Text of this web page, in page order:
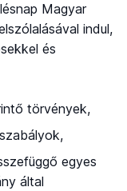
Magyar
indul,
és
törvények,
egyes
által